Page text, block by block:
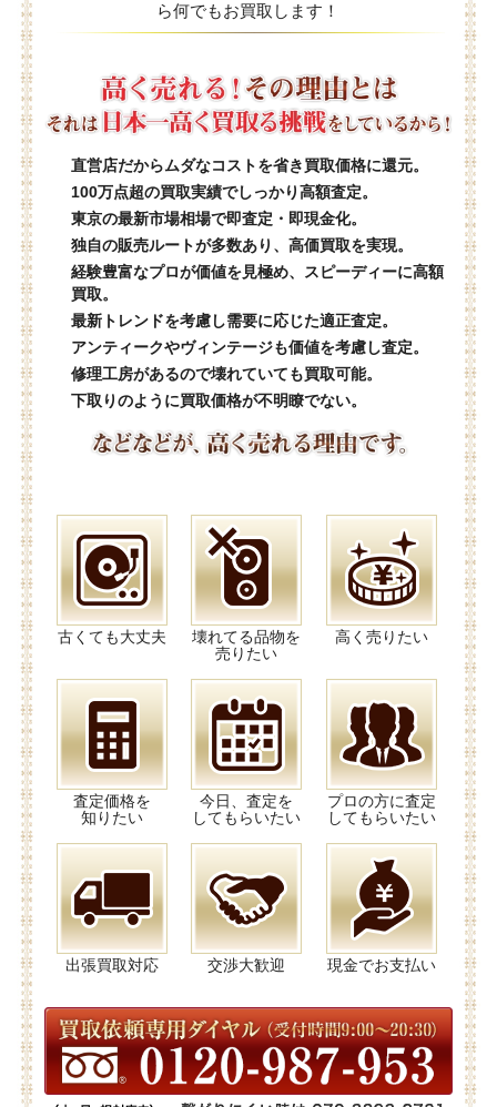
ら何でもお買取します！
直営店だからムダなコストを省き買取価格に還元。
100万点超の買取実績でしっかり高額査定。
東京の最新市場相場で即査定・即現金化。
独自の販売ルートが多数あり、高価買取を実現。
経験豊富なプロが価値を見極め、スピーディーに高額
買取。
最新トレンドを考慮し需要に応じた適正査定。
アンティークやヴィンテージも価値を考慮し査定。
修理工房があるので壊れていても買取可能。
下取りのように買取価格が不明瞭でない。
古くても大丈夫
壊れてる品物を
売りたい
高く売りたい
査定価格を
知りたい
今日、査定を
してもらいたい
プロの方に査定
してもらいたい
出張買取対応 交渉大歓迎 現金でお支払い